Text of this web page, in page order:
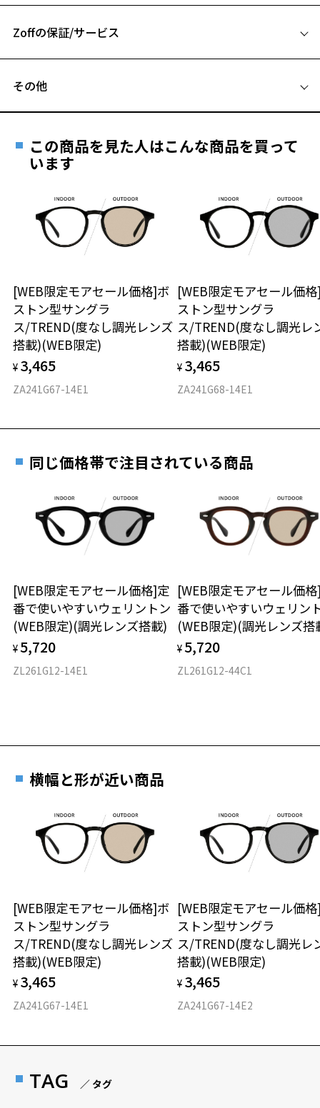
お気に入りリストはこちら
花粉・飛沫対策メガネ ページをみる
＜度付きサングラスに関する注意事項＞
※度付きにした場合、レンズ色、機能が変更となります。
※度付きサングラスをお求めの際は、レンズ選択画面にて度数入力
※くもり止めレンズは標準装備ではありません。別途4,400円(税込)か
ら変更可能です。
めご了承ください。
品名：サングラス
レンズの材質：プラスチック(コーティング)
可視光線透過率：80%
紫外線透過率：0.1%以下 (紫外線カット率：99.9%以上)
レンズカラー： Z-AMBER_BR20F / ブラウン系
UV100%CUT ※ISO12312-1基準
株式会社インターメスティック
ゾフ・カスタマーサポート
＜実店舗でサングラスまたはパッケージ商品等のレンズ交換について
2024年3月1日から、店頭に商品をお持ち込みいただいて、レンズ交換
をされる場合は、レンズ代金の他に3,300円(税込)の加工賃を追加で頂
戴する場合がございます。
店頭でレンズ交換をされるお客様は、商品発送から6か月以内に、ご購
タッフにご提示ください。
商品発送から6か月を過ぎた場合、又はお客様からの【商品発送メー
ル】のご提示が無かった場合、レンズ代金の他に加工賃として3,300
円(税込)を頂戴いたしますので、予めご了承ください。
B ブリッジ(鼻部分)の横幅：19mm
仕上がり寸法
D 仕上がりの横幅：約132mm
E 仕上がりの縦幅：約49mm
※メガネ：デモレンズを外した重さ
タイプ
材質
フロント素材：プラスチック(塗装)
フレームとレンズの合計料金を知りたい方へ
Zoffの保証/サービス
安心1 フレーム１年間品質保証
日または発送日より１年間修理又は交換させて頂
きます。
※保証期間内に交換が行われた場合、保証期間は初期の期間から
延長されません。
安心2 視力測定無料
視力の変化を早めに発見するために、定期的な視
力測定をおすすめいたします。
安心3 かかり具合調整無料
もっと見る
その他
ご希望のお客さまは、「レンズ交換券」をお選びのうえ、
最寄りのZoff実店舗にてレンズをお買い求めください。
※サングラスやパッケージ品では「レンズ交換券」はお選び
談ください。
オンラインストアでフレームのみ購入して、
実店舗で度付きにできます
ご購入時に「レンズ交換券」をお選びいただくと、実店舗で
度数を測定のうえ、度付きレンズ（標準セットレンズ）へ無
料交換いただけます。
詳しくはこちら
その際は記入用紙をダウンロードしてお使いください。
ダウンロード
この商品を見た人はこんな商品を買って
います
[WEB限定モアセール価格]ボ
ストン型サングラ
ス/TREND(度なし調光レンズ
搭載)(WEB限定)
¥ 3,465
ZA241G67-14E1
[WEB限定モアセール価
ストン型サングラ
ス/TREND(度なし調光レ
搭載)(WEB限定)
¥ 3,465
ZA241G68-14E1
同じ価格帯で注目されている商品
[WEB限定モアセール価格]定
番で使いやすいウェリントン
(WEB限定)(調光レンズ搭載)
¥ 5,720
ZL261G12-14E1
[WEB限定モアセール価
番で使いやすいウェリン
(WEB限定)(調光レンズ搭
¥ 5,720
ZL261G12-44C1
横幅と形が近い商品
[WEB限定モアセール価格]ボ
ストン型サングラ
ス/TREND(度なし調光レンズ
搭載)(WEB限定)
¥ 3,465
ZA241G67-14E1
[WEB限定モアセール価
ストン型サングラ
ス/TREND(度なし調光レ
搭載)(WEB限定)
¥ 3,465
ZA241G67-14E2
TAG ／ タグ